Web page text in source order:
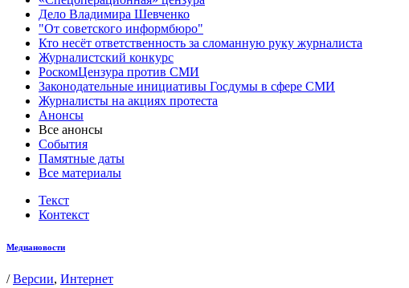
Дело Владимира Шевченко
"От советского информбюро"
Кто несёт ответственность за сломанную руку журналиста
Журналистский конкурс
РоскомЦензура против СМИ
Законодательные инициативы Госдумы в сфере СМИ
Журналисты на акциях протеста
Анонсы
Все анонсы
События
Памятные даты
Все материалы
Текст
Контекст
Медиановости
/Версии, Интернет